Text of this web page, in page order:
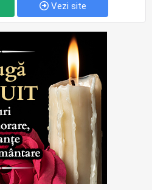
Vezi site